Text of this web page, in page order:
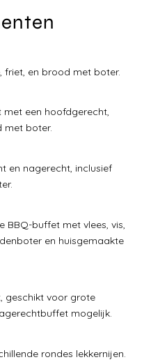
friet, en brood met boter.
een hoofdgerecht,
met boter.
en nagerecht, inclusief
BBQ-buffet met vlees, vis,
en huisgemaakte
geschikt voor grote
mogelijk.
rondes lekkernijen.